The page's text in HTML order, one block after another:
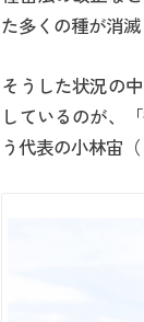
た多くの種が消滅
そうした状況の
しているのが、
う代表の小林宙